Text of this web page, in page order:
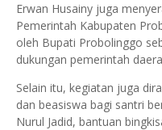
Erwan Husainy juga
Pemerintah Kabupaten
oleh Bupati Probolinggo
dukungan pemerintah
Selain itu, kegiatan juga
dan beasiswa bagi santri
Nurul Jadid, bantuan